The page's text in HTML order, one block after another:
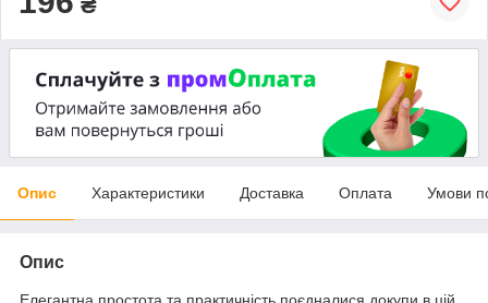
Опис Характеристики Доставка Оплата Умови
Опис